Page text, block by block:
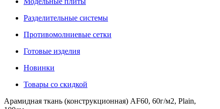
Разделительные системы
Противомолниевые сетки
Готовые изделия
Новинки
Товары со скидкой
Арамидная ткань (конструкционная) AF60, 60г/м2, Plain,